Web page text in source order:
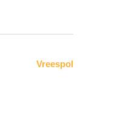
Vreespol